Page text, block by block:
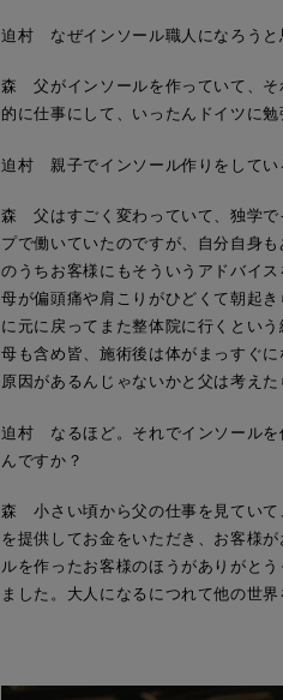
迫村 なぜインソール職人になろうと
森 父がインソールを作っていて、そ
的に仕事にして、いったんドイツに
迫村 親子でインソール作りをしてい
森 父はすごく変わっていて、独学で
プで働いていたのですが、自分自身
のうちお客様にもそういうアドバイ
母が偏頭痛や肩こりがひどくて朝起
に元に戻ってまた整体院に行くとい
母も含め皆、施術後は体がまっすぐ
原因があるんじゃないかと父は考えた
迫村 なるほど。それでインソールを
んですか？
森 小さい頃から父の仕事を見ていて
を提供してお金をいただき、お客様
ルを作ったお客様のほうがありがと
ました。大人になるにつれて他の世